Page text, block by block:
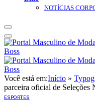
NOTÍCIAS
Você está em:Início »
parceira oficial de Seleções
ESPORTES